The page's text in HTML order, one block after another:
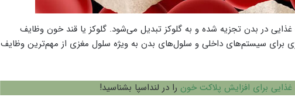
غذایی در بدن تجزیه شده و به گلوکز تبدیل می‌شود. گلوکز یا قند خون وظایف
برای سیستم‌های داخلی و سلول‌های بدن به ویژه سلول مغزی از مهم‌ترین وظایف
را در لنداسپا بشناسید!